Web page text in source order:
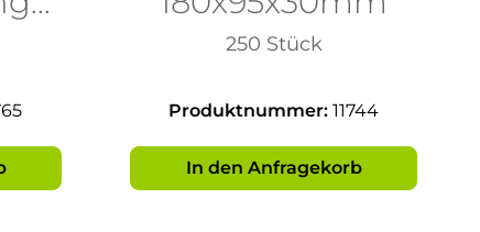
250 Stück
Produktnummer: 11744
In den Anfragekorb